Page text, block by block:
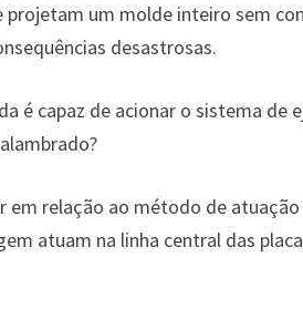
um molde inteiro sem
desastrosas.
é capaz de acionar o sistema de
em relação ao método de
atuam na linha central das